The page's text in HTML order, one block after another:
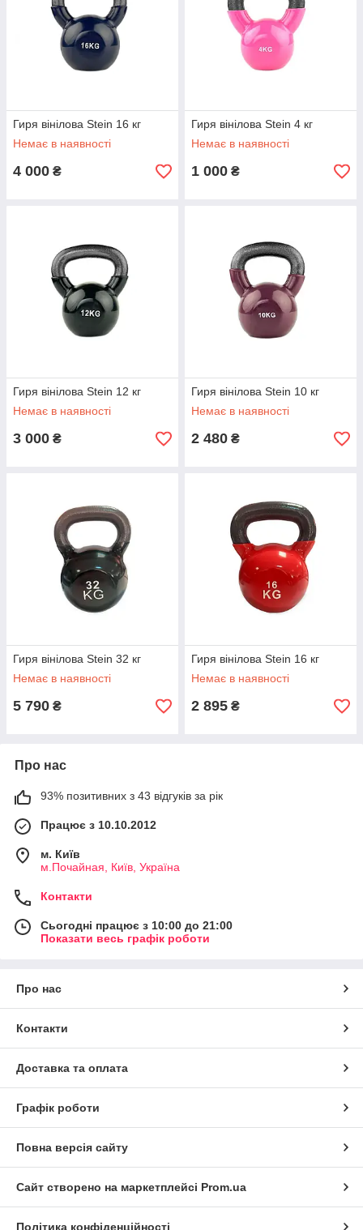
Гиря вінілова Stein 16 кг
Немає в наявності
4 000 ₴
Гиря вінілова Stein 4 кг
Немає в наявності
1 000 ₴
Гиря вінілова Stein 12 кг
Немає в наявності
3 000 ₴
Гиря вінілова Stein 10 кг
Немає в наявності
2 480 ₴
Гиря вінілова Stein 32 кг
Немає в наявності
5 790 ₴
Гиря вінілова Stein 16 кг
Немає в наявності
2 895 ₴
Про нас
93% позитивних з 43 відгуків за рік
Працює з 10.10.2012
м. Київ
м.Почайная, Київ, Україна
Контакти
Сьогодні працює з 10:00 до 21:00
Показати весь графік роботи
Про нас
Контакти
Доставка та оплата
Графік роботи
Повна версія сайту
Сайт створено на маркетплейсі Prom.ua
Політика конфіденційності